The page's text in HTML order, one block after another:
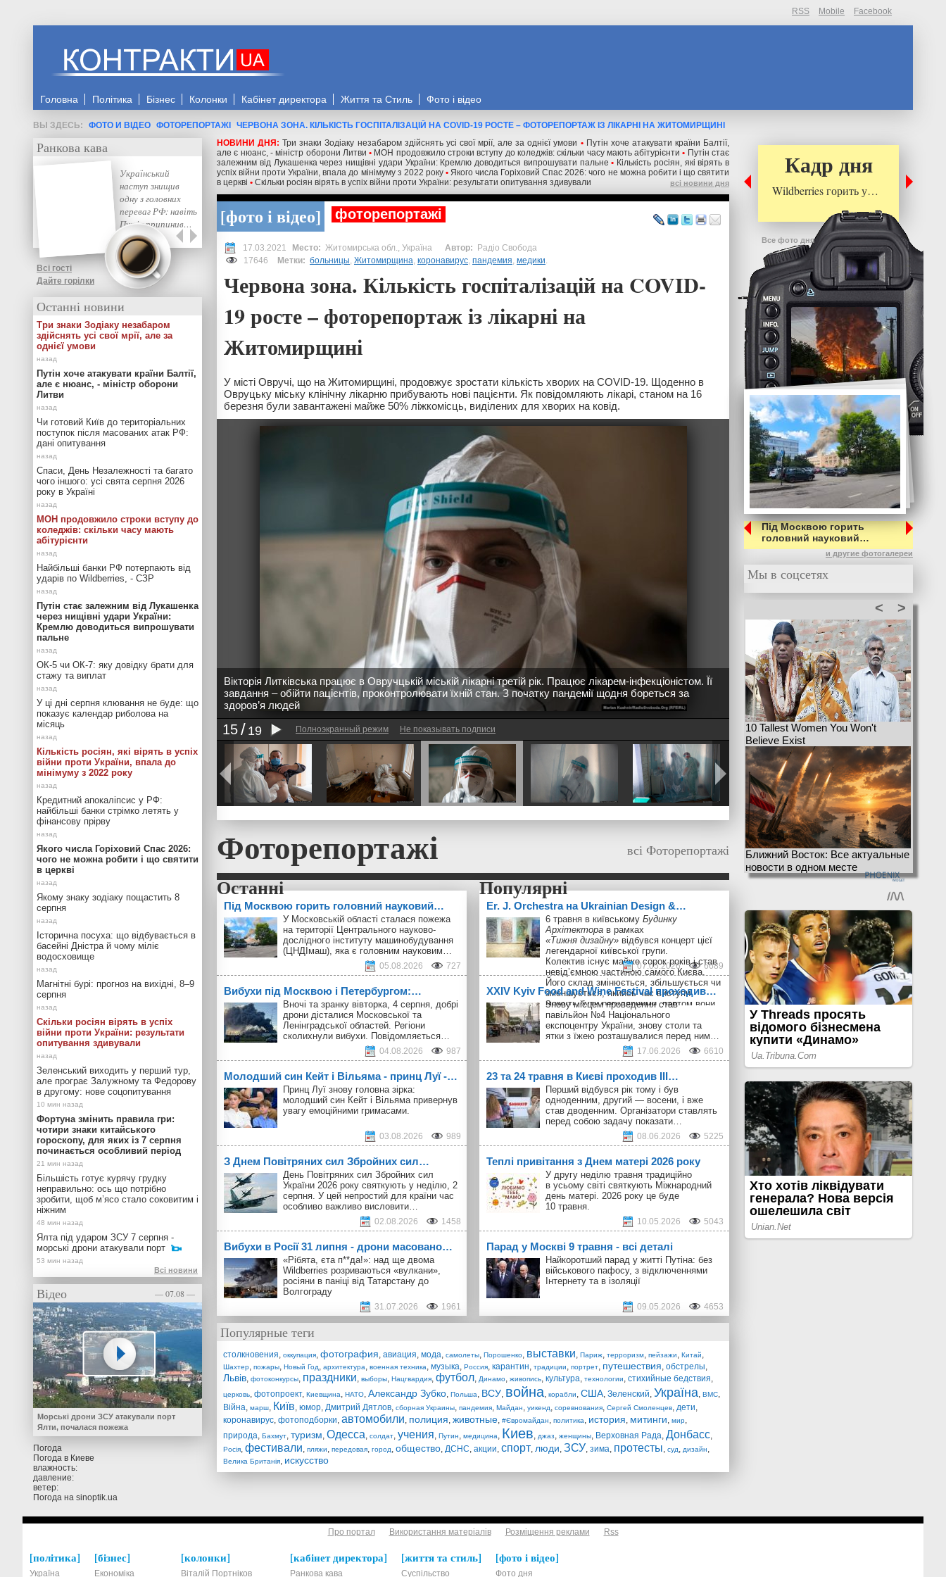
RSS Mobile Facebook
Головна Політика Бізнес Колонки Кабінет директора Життя та Стиль Фото і відео
ФОТО И ВІДЕО ФОТОРЕПОРТАЖІ
ЧЕРВОНА ЗОНА. КІЛЬКІСТЬ ГОСПІТАЛІЗАЦІЙ НА COVID-19 РОСТЕ – ФОТОРЕПОРТАЖ ІЗ ЛІКАРНІ НА ЖИТОМИРЩИНІ
НОВИНИ ДНЯ:Три знаки Зодіаку незабаром здійснять усі свої мрії, але за однієї умови • Путін хоче атакувати країни Балтії,
але є нюанс, - міністр оборони Литви • МОН продовжило строки вступу до коледжів: скільки часу мають абітурієнти • Путін стає
залежним від Лукашенка через нищівні удари України: Кремлю доводиться випрошувати пальне • Кількість росіян, які вірять в
успіх війни проти України, впала до мінімуму з 2022 року • Якого числа Горіховий Спас 2026: чого не можна робити і що святити
в церкві • Скільки росіян вірять в успіх війни проти України: результати опитування здивували всі новини дня
фото і відео фоторепортажі
17.03.2021 Житомирська обл., Україна
Радіо Свобода
17646
Метки: больницы, Житомирщина, коронавирус, пандемия, медики.
Червона зона. Кількість госпіталізацій на COVID-
19 росте – фоторепортаж із лікарні на
Житомирщині
У місті Овручі, що на Житомирщині, продовжує зростати кількість хворих на COVID-19. Щоденно в
Овруцьку міську клінічну лікарню прибувають нові пацієнти. Як повідомляють лікарі, станом на 16
березня були завантажені майже 50% ліжкомісць, виділених для хворих на ковід.
Вікторія Литківська працює в Овручцькій міській лікарні третій рік. Працює лікарем-інфекціоністом. Її
завдання – обійти пацієнтів, проконтролювати їхній стан. З початку пандемії щодня бореться за
здоров’я людей
15 19 Полноэкранный режим Не показывать подписи
Фоторепортажі всі Фоторепортажі
Під Москвою горить головний науковий…
У Московській області сталася пожежа
на території Центрального науково-
дослідного інституту машинобудування
(ЦНДІмаш), яка є головним науковим…
05.08.2026 727
Вибухи під Москвою і Петербургом:…
Вночі та зранку вівторка, 4 серпня, добрі
дрони дісталися Московської та
Ленінградської областей. Регіони
сколихнули вибухи. Повідомляється…
04.08.2026 987
Молодший син Кейт і Вільяма - принц Луї -…
Принц Луї знову головна зірка:
молодший син Кейт і Вільяма привернув
увагу емоційними гримасами.
03.08.2026 989
З Днем Повітряних сил Збройних сил…
День Повітряних сил Збройних сил
України 2026 року святкують у неділю, 2
серпня. У цей непростий для країни час
особливо важливо висловити…
02.08.2026 1458
Вибухи в Росії 31 липня - дрони масовано…
«Рібята, єта п**да!»: над ще двома
Wildberries розриваються «вулкани»,
росіяни в паніці від Татарстану до
Волгограду
31.07.2026 1961
Er. J. Orchestra на Ukrainian Design &…
6 травня в київському Будинку
Архітектора в рамках
«Тижня дизайну» відбувся концерт цієї
легендарної київської групи.
Колектив існує майже сорок років і став
невід’ємною частиною самого Києва.
Його склад змінюється, збільшується чи
зменшується, якийсь час виступи
можуть бути регулярними, раптом вони
майже припиняються і пізніше виникають
на новому місці. Концерти великим
складом нечасті і збирають своєрідний
клуб шанувальників, в якому майже всі
знайомі. Участь вUkrainian Design &
що від перших днів колектив активно
співпрацює з художниками: колись це
виставки, що поєднані з концертами,
колись — художньо-музичні
перформенси.
07.05.2026 6689
ХXІV Kyiv Food and Wine Festival проходив…
Знову місцем проведення став
павільйон №4 Національного
експоцентру України, знову столи та
ятки з їжею розташувалися перед ним…
17.06.2026 6610
23 та 24 травня в Києві проходив III…
Перший відбувся рік тому і був
одноденним, другий — восени, і вже
став дводенним. Організатори ставлять
перед собою задачу показати…
08.06.2026 5225
Теплі привітання з Днем матері 2026 року
У другу неділю травня традиційно
в усьому світі святкують Міжнародний
день матері. 2026 року це буде
10 травня.
10.05.2026 5043
Парад у Москві 9 травня - всі деталі
Найкоротший парад у житті Путіна: без
військового пафосу, з відключеннями
Інтернету та в ізоляції
09.05.2026 4653
Популярные теги
столкновения, оккупация, фотография, авиация, мода, самолеты, Порошенко, выставки, Париж, терроризм, пейзажи, Китай,
Шахтер, пожары, Новый Год, архитектура, военная техника, музыка, Россия, карантин, традиции, портрет, путешествия, обстрелы,
Львів, фотоконкурсы, праздники, выборы, Нацгвардия, футбол, Динамо, живопись, культура, технологии, стихийные бедствия,
церковь, фотопроект, Киевщина, НАТО, Александр Зубко, Польша, ВСУ, война, корабли, США, Зеленский, Україна, ВМС,
Війна, марш, Київ, юмор, Дмитрий Дятлов, сборная Украины, пандемия, Майдан, уикенд, соревнования, Сергей Смоленцев, дети,
коронавирус, фотоподборки, автомобили, полиция, животные, #Євромайдан, политика, история, митинги, мир,
природа, Бахмут, туризм, Одесса, солдат, учения, Путин, медицина, Киев, джаз, женщины, Верховная Рада, Донбасс,
Росія, фестивали, пляжи, передовая, город, общество, ДСНС, акции, спорт, люди, ЗСУ, зима, протесты, суд, дизайн,
Велика Британія, искусство
Ранкова кава
Український
наступ знищив
одну з головних
переваг РФ: навіть
Путін припинив…
Всі гості
Дайте горілки
Останні новини
Три знаки Зодіаку незабаром
здійснять усі свої мрії, але за
однієї умови
Путін хоче атакувати країни Балтії,
але є нюанс, - міністр оборони
Литви
Чи готовий Київ до територіальних
поступок після масованих атак РФ:
дані опитування
Спаси, День Незалежності та багато
чого іншого: усі свята серпня 2026
року в Україні
МОН продовжило строки вступу до
коледжів: скільки часу мають
абітурієнти
Найбільші банки РФ потерпають від
ударів по Wildberries, - СЗР
Путін стає залежним від Лукашенка
через нищівні удари України:
Кремлю доводиться випрошувати
пальне
ОК-5 чи ОК-7: яку довідку брати для
стажу та виплат
У ці дні серпня клювання не буде: що
показує календар риболова на
місяць
Кількість росіян, які вірять в успіх
війни проти України, впала до
мінімуму з 2022 року
Кредитний апокаліпсис у РФ:
найбільші банки стрімко летять у
фінансову прірву
Якого числа Горіховий Спас 2026:
чого не можна робити і що святити
в церкві
Якому знаку зодіаку пощастить 8
серпня
Історична посуха: що відбувається в
басейні Дністра й чому міліє
водосховище
Магнітні бурі: прогноз на вихідні, 8–9
серпня
Скільки росіян вірять в успіх
війни проти України: результати
опитування здивували
Зеленський виходить у перший тур,
але програє Залужному та Федорову
в другому: нове соцопитування
Фортуна змінить правила гри:
чотири знаки китайського
гороскопу, для яких із 7 серпня
починається особливий період
Більшість готує курячу грудку
неправильно: ось що потрібно
зробити, щоб м’ясо стало соковитим і
ніжним
Ялта під ударом ЗСУ 7 серпня -
морські дрони атакували порт
Всі новини
Відео — 07.08 —
Морські дрони ЗСУ атакували порт
Ялти, почалася пожежа
Погода
Погода в Киеве
влажность:
давление:
ветер:
Погода на sinoptik.ua
Кадр дня
Wildberries горить у…
Все фото дня
Під Москвою горить
головний науковий…
и другие фотогалереи
Мы в соцсетях
>
<
10 Tallest Women You Won't
Believe Exist
Ближний Восток: Все актуальные
новости в одном месте
Про портал Використання матеріалів Розміщення реклами Rss
політика
Україна
бізнес
Економіка
колонки
Віталій Портніков
кабінет директора
Ранкова кава
життя та стиль
Суспільство
фото і відео
Фото дня